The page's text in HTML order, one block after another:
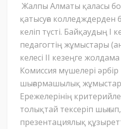
Жалпы Алматы қаласы
қатысуға колледждерден
келіп түсті. Байқаудың I
педагогтің жұмыстары
келесі II кезеңге
Комиссия мүшелері әрбір
шығармашылық
Ережелерінің
толықтай тексеріп
презентациялық